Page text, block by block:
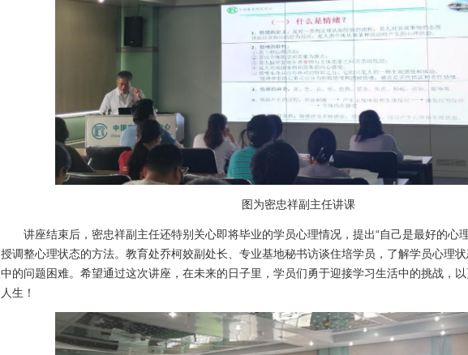
图为密忠祥副主任讲课
讲座结束后，密忠祥副主任还特别关心即将毕业的学员心理情况，提出“自己是最好的心
授调整心理状态的方法。教育处乔柯姣副处长、专业基地秘书访谈住培学员，了解学员心理
中的问题困难。希望通过这次讲座，在未来的日子里，学员们勇于迎接学习生活中的挑战，
人生！